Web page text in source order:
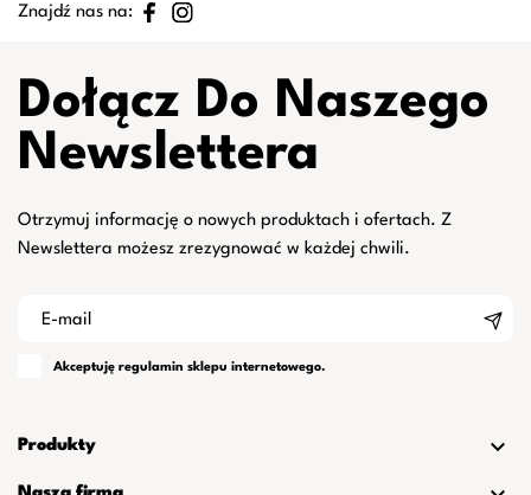
Znajdź nas na:
Dołącz Do Naszego
Newslettera
Otrzymuj informację o nowych produktach i ofertach. Z
Newslettera możesz zrezygnować w każdej chwili.
Akceptuję regulamin sklepu internetowego.
Produkty 